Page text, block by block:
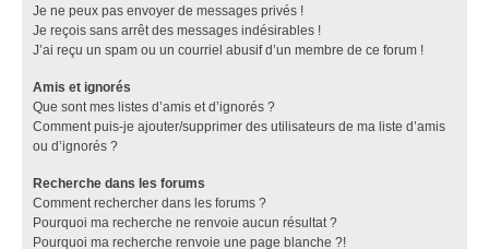
Je ne peux pas envoyer de messages privés !
Je reçois sans arrêt des messages indésirables !
J’ai reçu un spam ou un courriel abusif d’un membre de ce forum !
Amis et ignorés
Que sont mes listes d’amis et d’ignorés ?
Comment puis-je ajouter/supprimer des utilisateurs de ma liste d’amis
ou d’ignorés ?
Recherche dans les forums
Comment rechercher dans les forums ?
Pourquoi ma recherche ne renvoie aucun résultat ?
Pourquoi ma recherche renvoie une page blanche ?!